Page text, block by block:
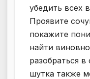
убедить всех
Проявите
покажите
найти
разобраться
шутка также